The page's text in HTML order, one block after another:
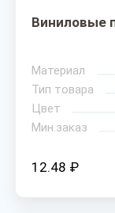
Виниловые
Материал
Тип товара
Цвет
Мин.заказ
12.48 ₽